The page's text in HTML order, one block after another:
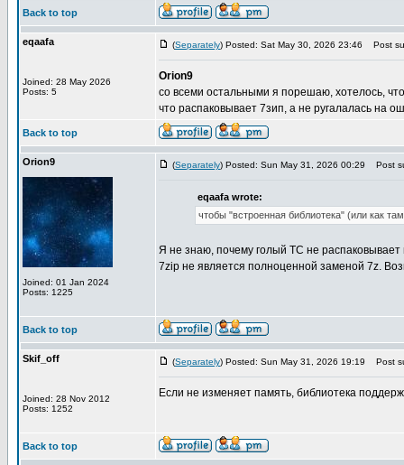
Back to top
eqaafa
Joined: 28 May 2026
Posts: 5
(Separately) Posted: Sat May 30, 2026 23:46 Post
Orion9
со всеми остальными я порешаю, хотелось,
что распаковывает 7зип, а не ругалалась на
Back to top
Orion9
Joined: 01 Jan 2024
Posts: 1225
(Separately) Posted: Sun May 31, 2026 00:29 Post
eqaafa wrote:
чтобы "встроенная библиотека" (или как
Я не знаю, почему голый ТС не распаковывает
7zip не является полноценной заменой 7z.
Back to top
Skif_off
Joined: 28 Nov 2012
Posts: 1252
(Separately) Posted: Sun May 31, 2026 19:19 Post
Если не изменяет память, библиотека
Back to top